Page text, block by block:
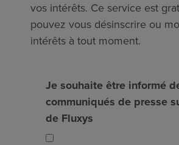
vos intérêts. Ce service est
pouvez vous désinscrire ou
intérêts à tout moment.
Je souhaite être informé
communiqués de presse
de Fluxys